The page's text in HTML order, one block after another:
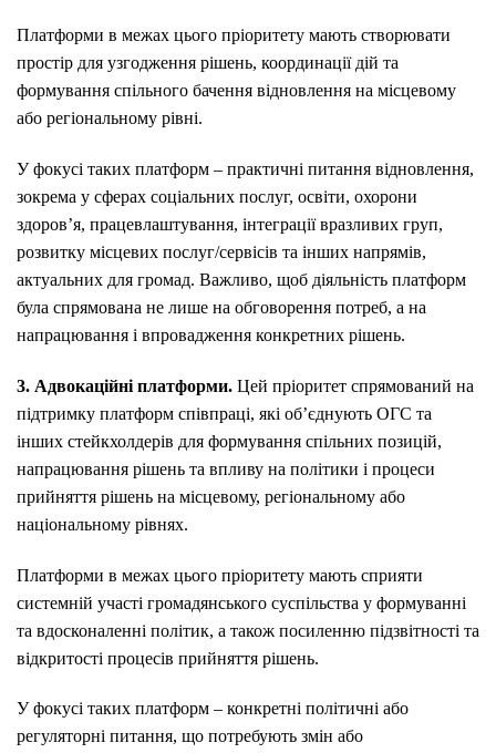
Платформи в межах цього пріоритету мають створювати
простір для узгодження рішень, координації дій та
формування спільного бачення відновлення на місцевому
або регіональному рівні.
У фокусі таких платформ – практичні питання відновлення,
зокрема у сферах соціальних послуг, освіти, охорони
здоров’я, працевлаштування, інтеграції вразливих груп,
розвитку місцевих послуг/сервісів та інших напрямів,
актуальних для громад. Важливо, щоб діяльність платформ
була спрямована не лише на обговорення потреб, а на
напрацювання і впровадження конкретних рішень.
3. Адвокаційні платформи. Цей пріоритет спрямований на
підтримку платформ співпраці, які об’єднують ОГС та
інших стейкхолдерів для формування спільних позицій,
напрацювання рішень та впливу на політики і процеси
прийняття рішень на місцевому, регіональному або
національному рівнях.
Платформи в межах цього пріоритету мають сприяти
системній участі громадянського суспільства у формуванні
та вдосконаленні політик, а також посиленню підзвітності та
відкритості процесів прийняття рішень.
У фокусі таких платформ – конкретні політичні або
регуляторні питання, що потребують змін або